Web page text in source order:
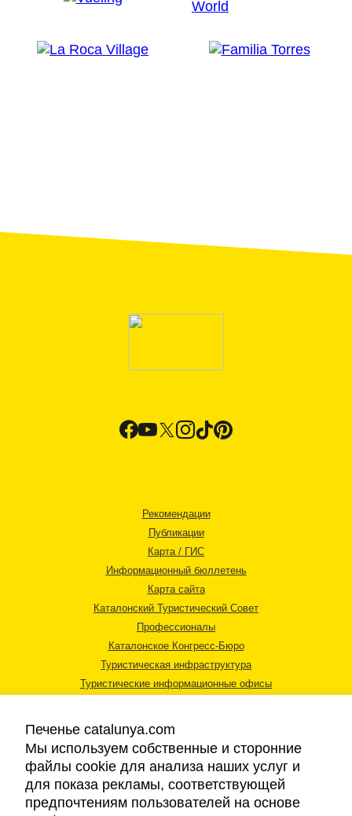
Рекомендации
Публикации
Карта / ГИС
Информационный бюллетень
Карта сайта
Каталонский Туристический Совет
Профессионалы
Каталонское Конгресс-Бюро
Туристическая инфраструктура
Туристические информационные офисы
Правовая информация
Печенье catalunya.com
Мы используем собственные и сторонние
файлы cookie для анализа наших услуг и
для показа рекламы, соответствующей
предпочтениям пользователей на основе